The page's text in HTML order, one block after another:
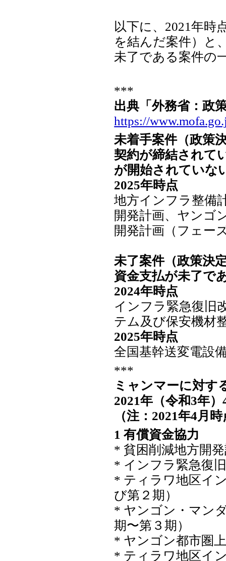
以下に、2021年時
を結んだ案件）と
未了である案件の
***
出典「外務省：政
https://
未着手案件（政策
契約が締結されて
が開始されていな
2025年時点
地方インフラ整備
開発計画、ヤンゴ
開発計画（フェー
未了案件（政策決
資金支払が未了で
2024年時点
インフラ緊急復旧
テム及び保安機材
2025年時点
全国基幹送変電設
***
ミャンマーに対す
2021年（令和3年
（注：2021年4月
1 有償資金協力
* 貧困削減地方開
* インフラ緊急復
* ティラワ地区イ
び第２期）
* ヤンゴン・マン
期〜第３期）
* ヤンゴン都市圏
* ティラワ地区イ